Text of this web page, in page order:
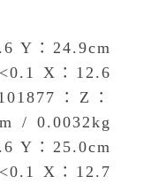
Y：24.9cm
X：12.6
：Z：
/ 0.0032kg
Y：25.0cm
X：12.7